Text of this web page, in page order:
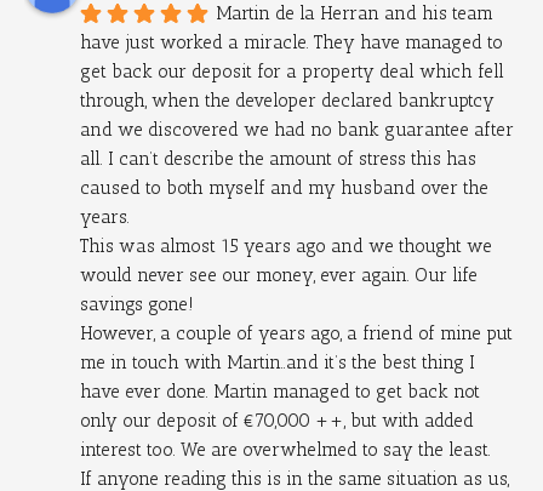
Martin de la Herran and his team
have just worked a miracle. They have managed to
get back our deposit for a property deal which fell
through, when the developer declared bankruptcy
and we discovered we had no bank guarantee after
all. I can’t describe the amount of stress this has
caused to both myself and my husband over the
years.
This was almost 15 years ago and we thought we
would never see our money, ever again. Our life
savings gone!
However, a couple of years ago, a friend of mine put
me in touch with Martin..and it’s the best thing I
have ever done. Martin managed to get back not
only our deposit of €70,000 ++, but with added
interest too. We are overwhelmed to say the least.
If anyone reading this is in the same situation as us,